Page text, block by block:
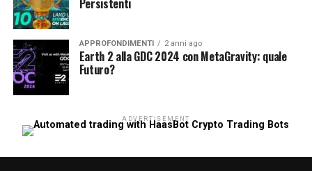
Persistenti
APPROFONDIMENTI 2 anni ago
Earth 2 alla GDC 2024 con MetaGravity: quale
Futuro?
ADVERTISEMENT